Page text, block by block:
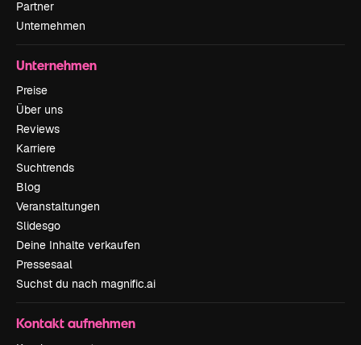
Partner
Unternehmen
Unternehmen
Preise
Über uns
Reviews
Karriere
Suchtrends
Blog
Veranstaltungen
Slidesgo
Deine Inhalte verkaufen
Pressesaal
Suchst du nach magnific.ai
Kontakt aufnehmen